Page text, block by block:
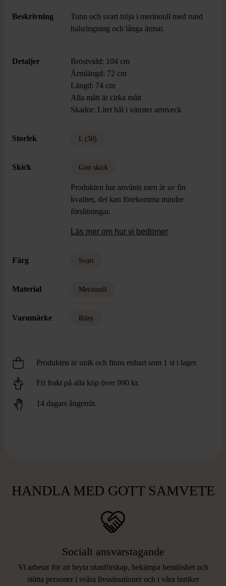
Beskrivning
Tunn och svart tröja i merinoull med rund
halsringning och långa ärmar.
Detaljer
Bröstvidd: 104 cm
Ärmlängd: 72 cm
Längd: 74 cm
Alla mått är cirka mått
Skador: Litet hål i vänster armveck
Storlek L (50)
Skick Gott skick
Produkten har använts men är av fin
kvalitet, det kan förekomma mindre
förslitningar.
Läs mer om hur vi bedömer
Färg Svart
Material Merinoull
Varumärke Riley
Produkten är unik och finns enbart som 1 st i lager.
Fri frakt på alla köp över 990 kr.
14 dagars ångerrät.
HANDLA MED GOTT SAMVETE
Socialt ansvarstagande
Vi arbetar för att bryta utanförskap, bekämpa hemlöshet och
stötta personer i svåra livssituationer och i våra butiker